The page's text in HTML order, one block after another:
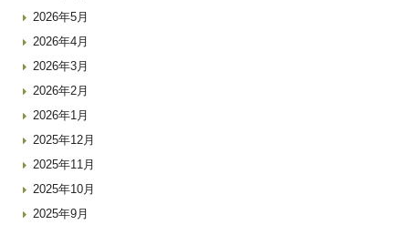
2026年5月
2026年4月
2026年3月
2026年2月
2026年1月
2025年12月
2025年11月
2025年10月
2025年9月